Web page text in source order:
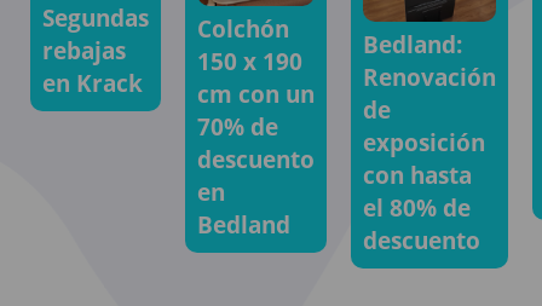
Segundas
rebajas
en Krack
Colchón
150 x 190
cm con un
70% de
descuento
en
Bedland
Bedland:
Renovación
de
exposición
con hasta
el 80% de
descuento